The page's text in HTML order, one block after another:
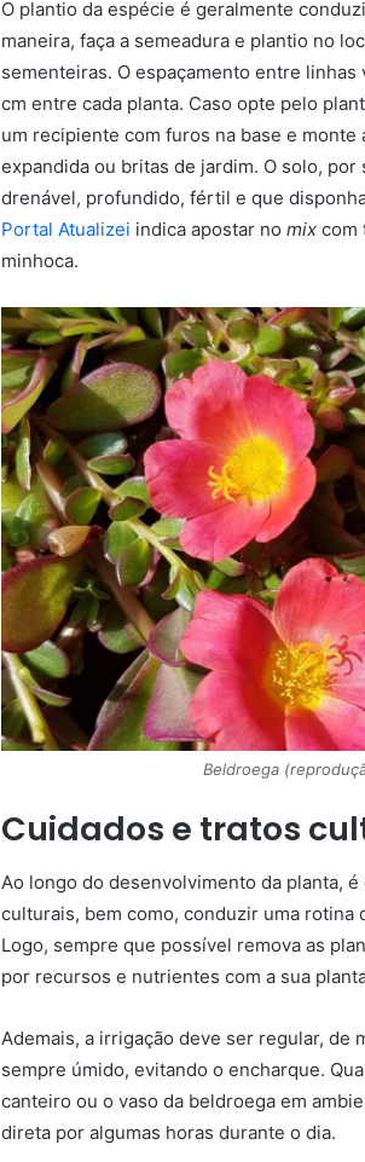
O plantio da espécie é geralmente
maneira, faça a semeadura e plantio no
sementeiras. O espaçamento entre
cm entre cada planta. Caso opte pelo
um recipiente com furos na base e monte
expandida ou britas de jardim. O solo,
drenável, profundido, fértil e que
Portal Atualizei indica apostar no mix com
minhoca.
Beldroega
Cuidados e tratos
Ao longo do desenvolvimento da planta,
culturais, bem como, conduzir uma rotina
Logo, sempre que possível remova as
por recursos e nutrientes com a sua
Ademais, a irrigação deve ser regular, de
sempre úmido, evitando o encharque.
canteiro ou o vaso da beldroega em
direta por algumas horas durante o dia.